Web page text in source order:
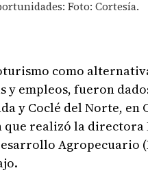
Foto: Cortesía.
como
empleos, fueron
y Coclé del Norte, en
realizó la directora
Agropecuario